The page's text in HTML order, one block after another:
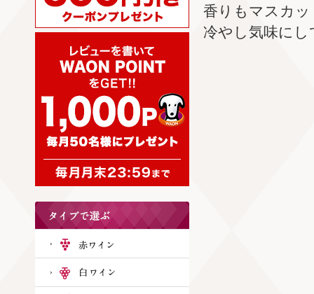
香りもマスカ
冷やし気味に